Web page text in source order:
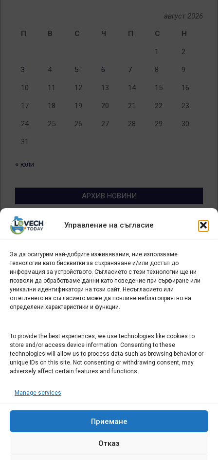
Управление на съгласие
За да осигурим най-добрите изживявания, ние използваме
технологии като бисквитки за съхраняване и/или достъп до
информация за устройството. Съгласието с тези технологии ще ни
позволи да обработваме данни като поведение при сърфиране или
уникални идентификатори на този сайт. Несъгласието или
оттеглянето на съгласието може да повлияе неблагоприятно на
определени характеристики и функции.
To provide the best experiences, we use technologies like cookies to
store and/or access device information. Consenting to these
technologies will allow us to process data such as browsing behavior or
unique IDs on this site. Not consenting or withdrawing consent, may
adversely affect certain features and functions.
Manage services
Приемане
Отказ
август 2026
П
В С Ч П С Н
1 2
3 4 5 6 7 8 9
10 11 12 13 14 15 16
17 18 19 20 21 22 23
24 25 26 27 28 29 30
31
« юли
АРХИВ НОВИНИ
Архив
новини
БИЗНЕС
Арт галерия "Мостове" – магазин за изкуство
СЕВЕРОЗАПАДА ИНФОРМАЦИОНЕН БИЗНЕС
ТУРИСТИЧЕСКИ КЛЪСТЕР
ИНСТИТУЦИИ В ЛОВЕЧ
Административен съд Ловеч
Областна администрация Ловеч
ОДМВР Ловеч
Окръжен съд Ловеч